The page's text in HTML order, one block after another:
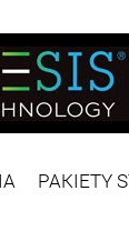
PAKIETY